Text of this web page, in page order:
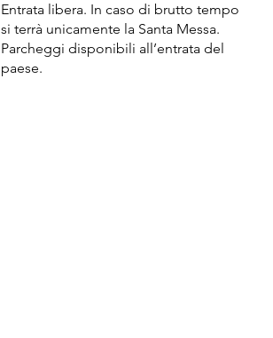
Entrata libera. In caso di brutto tempo
si terrà unicamente la Santa Messa.
Parcheggi disponibili all’entrata del
paese.